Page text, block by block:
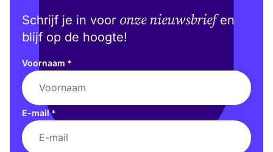
Schrijf je in voor onze nieuwsbriefen
blijf op de hoogte!
Voornaam *
E-mail*